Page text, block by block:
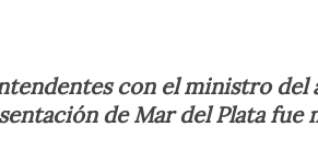
con el ministro
de Mar del Plata fue